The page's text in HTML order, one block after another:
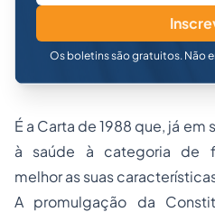
Os boletins são gratuitos. Não
É a Carta de 1988 que, já
à saúde à categoria de
melhor as suas
A promulgação da